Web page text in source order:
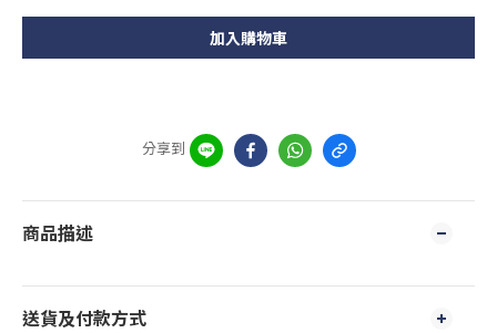
加入購物車
分享到
商品描述
送貨及付款方式